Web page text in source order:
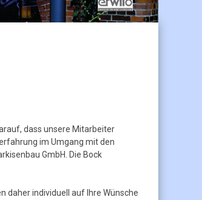
dass unsere Mitarbeiter
im Umgang mit den
GmbH. Die Bock
daher individuell auf Ihre Wünsche